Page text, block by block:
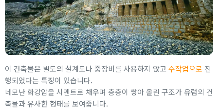
이 건축물은 별도의 설계도나 중장비를 사용하지 않고수작업으로 진
행되었다는 특징이 있습니다.
네모난 화강암을 시멘트로 채우며 층층이 쌓아 올린 구조가 유럽의 건
축물과 유사한 형태를 보여줍니다.